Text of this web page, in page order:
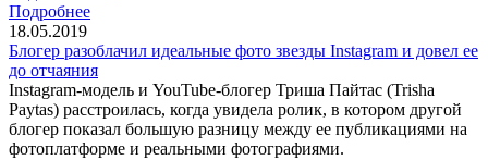
Подробнее
18.05.2019
Блогер разоблачил идеальные фото звезды Instagram и довел ее
до отчаяния
Instagram-модель и YouTube-блогер Триша Пайтас (Trisha
Paytas) расстроилась, когда увидела ролик, в котором другой
блогер показал большую разницу между ее публикациями на
фотоплатформе и реальными фотографиями.